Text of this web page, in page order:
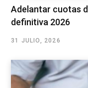
Adelantar cuotas
definitiva 2026
31 JULIO, 2026